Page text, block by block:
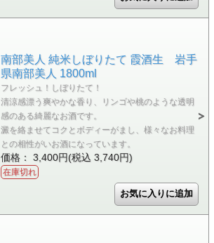
南部美人 純米しぼりたて 霞酒生 岩手
県南部美人 1800ml
フレッシュ！しぼりたて！
清涼感漂う爽やかな香り、リンゴや桃のような透明
感のある綺麗なお酒です。
澱を絡ませてコクとボディーがまし、様々なお料理
との相性がいお酒になっています。
価格： 3,400円(税込 3,740円)
在庫切れ